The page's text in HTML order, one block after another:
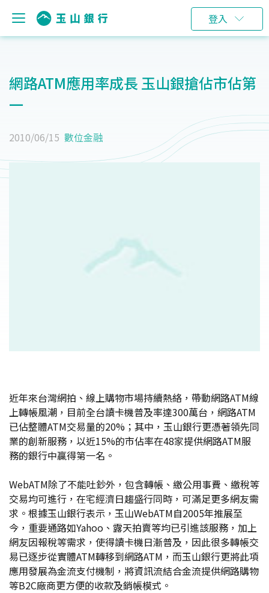
登入
網路ATM應用率成長 玉山銀搶佔市佔第
一
2010/06/15 數位金融
近年來台灣網拍、線上購物市場持續熱絡，帶動網路ATM線
上轉帳風潮，目前全台讀卡機普及率達300萬台，網路ATM
已佔整體ATM交易量的20%；其中，玉山銀行更憑著領先同
業的創新服務，以近15%的市佔率在48家提供網路ATM服
務的銀行中贏得第一名。
WebATM除了不能吐鈔外，包含轉帳、繳公用事費、繳稅等
交易均可進行，在宅經濟日趨盛行同時，可滿足更多網友需
求。根據玉山銀行表示，玉山WebATM自2005年推展至
今，重要通路如Yahoo、露天拍賣等均已引進該服務，加上
網友因報稅等需求，使得讀卡機日漸普及，因此很多轉帳交
易已逐步從實體ATM轉移到網路ATM，而玉山銀行更將此項
應用發展為金流支付機制，將資訊流結合金流提供網路購物
等B2C廠商更方便的收款及銷帳模式。